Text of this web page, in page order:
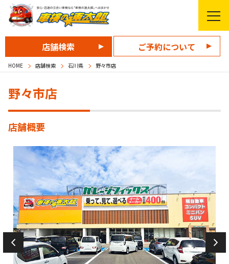
店舗検索 ご予約について
HOME 店舗検索 石川県 野々市店
野々市店
店舗概要